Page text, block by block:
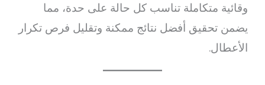
وقائية متكاملة تناسب كل حالة على حدة، مما
يضمن تحقيق أفضل نتائج ممكنة وتقليل فرص تكرار
الأعطال.